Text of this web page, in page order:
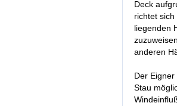
Deck
richtet
liegenden
anderen
Der
Stau